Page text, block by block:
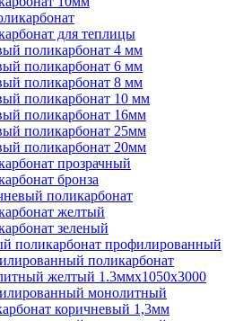
для теплицы
поликарбонат 4 мм
поликарбонат 6 мм
поликарбонат 8 мм
поликарбонат 10 мм
поликарбонат 16мм
поликарбонат 25мм
поликарбонат 20мм
прозрачный
бронза
поликарбонат
желтый
зеленый
поликарбонат профилированный
поликарбонат
желтый 1.3ммх1050х3000
монолитный
коричневый 1,3мм